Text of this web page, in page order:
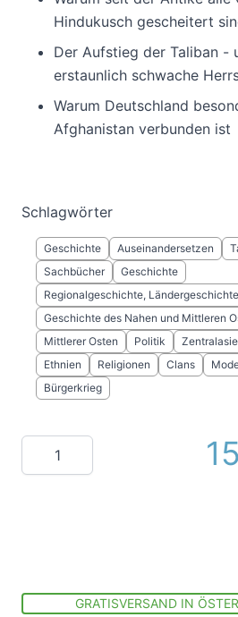
Hindukusch gescheitert
Der Aufstieg der Taliban -
erstaunlich schwache
Warum Deutschland
Afghanistan verbunden ist
Schlagwörter
Geschichte Auseinandersetzen
Sachbücher
Geschichte
Regionalgeschichte, Ländergeschichte
Geschichte des Nahen und Mittleren
Mittlerer Osten
Politik
Ethnien
Religionen Clans
Bürgerkrieg
Menge
GRATISVERSAND IN